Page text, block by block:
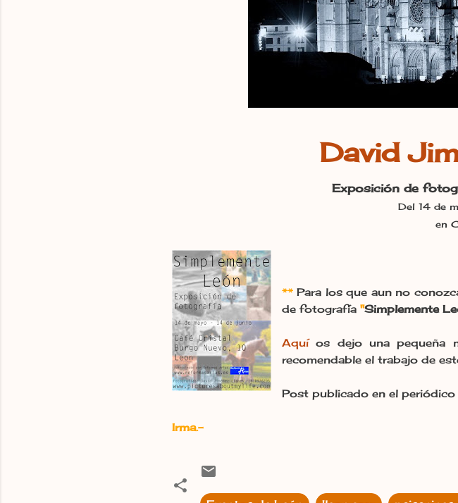
David
Exposición de
Del 14 de
en
** Para los que aun no
de fotografía "Simplemente
Aquíos dejo una pequeña
recomendable el trabajo de
Post publicado en el
Irma.-